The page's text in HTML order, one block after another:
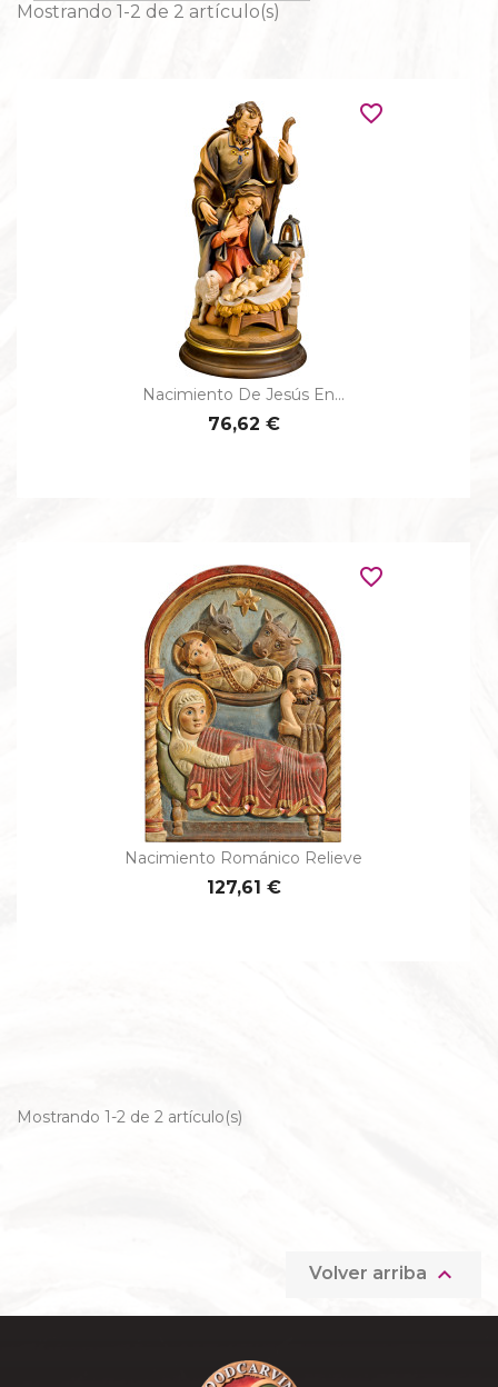
Mostrando 1-2 de 2 artículo(s)
Nacimiento De Jesús En...
76,62 €
favorite_border
Nacimiento Románico Relieve
127,61 €
favorite_border
Mostrando 1-2 de 2 artículo(s)
Volver arriba 